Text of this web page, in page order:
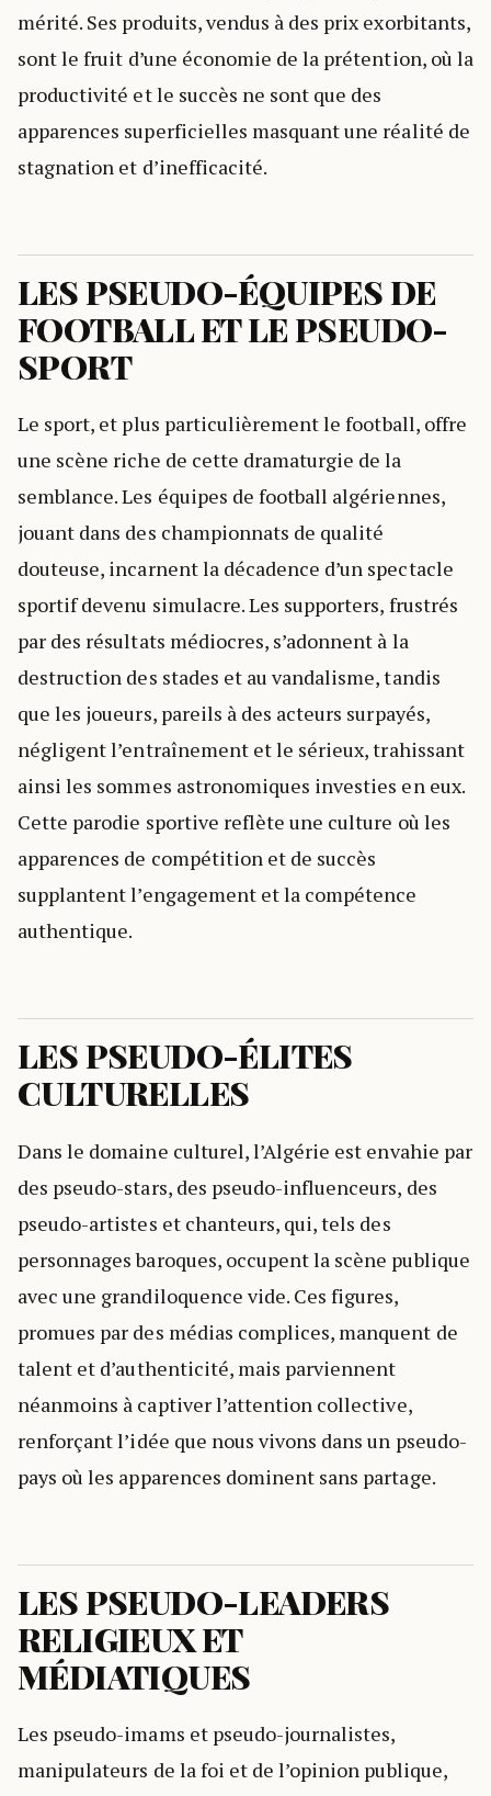
mérité. Ses produits, vendus à des prix exorbitants,
sont le fruit d’une économie de la prétention, où la
productivité et le succès ne sont que des
apparences superficielles masquant une réalité de
stagnation et d’inefficacité.
LES PSEUDO-ÉQUIPES DE
FOOTBALL ET LE PSEUDO-
SPORT
Le sport, et plus particulièrement le football, offre
une scène riche de cette dramaturgie de la
semblance. Les équipes de football algériennes,
jouant dans des championnats de qualité
douteuse, incarnent la décadence d’un spectacle
sportif devenu simulacre. Les supporters, frustrés
par des résultats médiocres, s’adonnent à la
destruction des stades et au vandalisme, tandis
que les joueurs, pareils à des acteurs surpayés,
négligent l’entraînement et le sérieux, trahissant
ainsi les sommes astronomiques investies en eux.
Cette parodie sportive reflète une culture où les
apparences de compétition et de succès
supplantent l’engagement et la compétence
authentique.
LES PSEUDO-ÉLITES
CULTURELLES
Dans le domaine culturel, l’Algérie est envahie par
des pseudo-stars, des pseudo-influenceurs, des
pseudo-artistes et chanteurs, qui, tels des
personnages baroques, occupent la scène publique
avec une grandiloquence vide. Ces figures,
promues par des médias complices, manquent de
talent et d’authenticité, mais parviennent
néanmoins à captiver l’attention collective,
renforçant l’idée que nous vivons dans un pseudo-
pays où les apparences dominent sans partage.
LES PSEUDO-LEADERS
RELIGIEUX ET
MÉDIATIQUES
Les pseudo-imams et pseudo-journalistes,
manipulateurs de la foi et de l’opinion publique,